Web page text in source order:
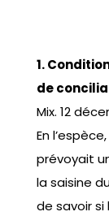
1.
de
Mix. 12
En
prévoyait
la saisine
de savoir